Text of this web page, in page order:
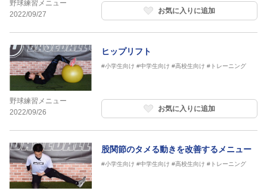
野球練習メニュー
2022/09/27
お気に入りに追加
野球練習メニュー
2022/09/26
ヒップリフト
#小学生向け #中学生向け #高校生向け #トレーニング
お気に入りに追加
股関節のタメる動きを改善するメニュー
#小学生向け #中学生向け #高校生向け #トレーニング